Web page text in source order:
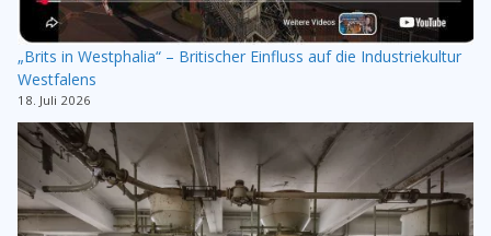
„Brits in Westphalia“ – Britischer Einfluss auf die Industriekultur
Westfalens
18. Juli 2026